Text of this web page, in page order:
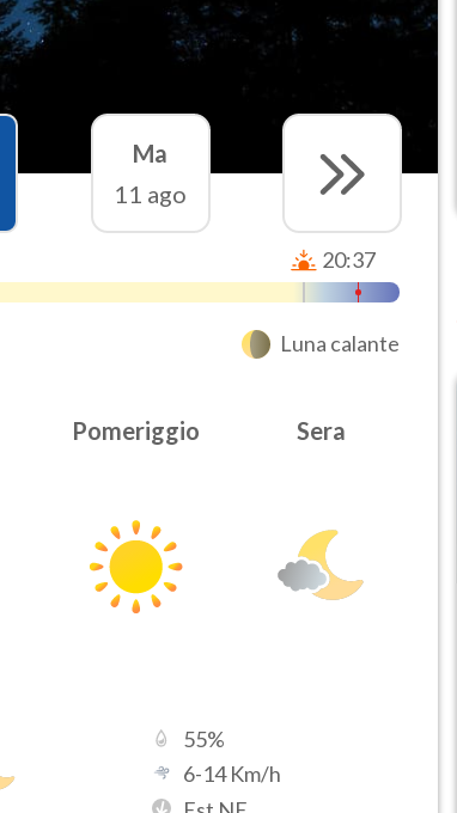
Ma
11 ago
20:37
Luna calante
Pomeriggio Sera
55%
6-14Km/h